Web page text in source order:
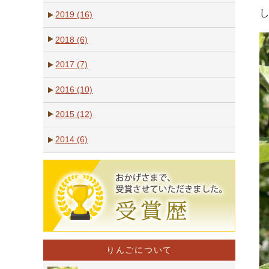
2019 (16)
2018 (6)
2017 (7)
2016 (10)
2015 (12)
2014 (6)
りんごについて